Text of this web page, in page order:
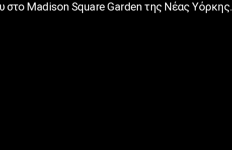
στο Madison Square Garden της Νέας Υόρκης.